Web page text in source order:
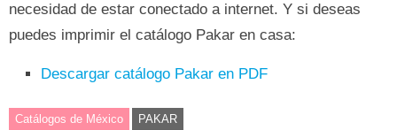
necesidad de estar conectado a internet. Y si deseas
puedes imprimir el catálogo Pakar en casa:
Descargar catálogo Pakar en PDF
Catálogos de México PAKAR